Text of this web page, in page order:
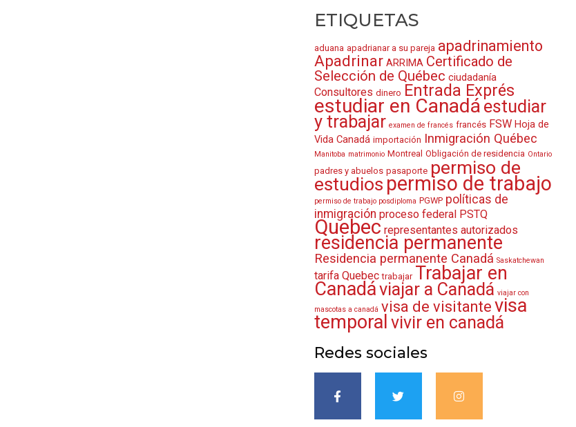
ETIQUETAS
aduana apadrianar a su pareja apadrinamiento
Apadrinar ARRIMA Certificado de
Selección de Québec ciudadanía
Consultores dinero Entrada Exprés
estudiar en Canadá estudiar
y trabajar examen de francés francés FSW Hoja de
Vida Canadá importación Inmigración Québec
Manitoba matrimonio Montreal Obligación de residencia Ontario
padres y abuelos pasaporte permiso de
estudiospermiso de trabajo
permiso de trabajo posdiploma PGWP políticas de
inmigración proceso federal PSTQ
Quebec representantes autorizados
residencia permanente
Residencia permanente Canadá Saskatchewan
tarifa Quebec trabajar Trabajar en
Canadáviajar a Canadá viajar con
mascotas a canadá visa de visitante visa
temporal vivir en canadá
Redes sociales